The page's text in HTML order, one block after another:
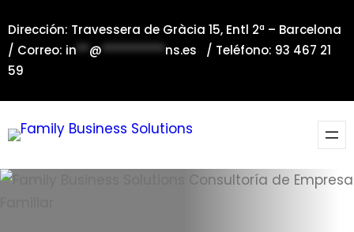
al
contenido
Dirección: Travessera de Gràcia 15, Entl 2ª – Barcelona
/ Correo: in**@**********ns.es / Teléfono: 93 467 21
59